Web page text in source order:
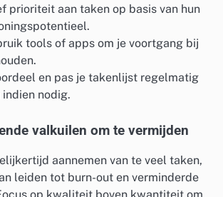
prioriteit aan taken op basis van hun
tools of apps om je voortgang bij
en pas je takenlijst regelmatig
indien nodig.
valkuilen om te vermijden
aannemen van te veel taken,
leiden tot burn-out en verminderde